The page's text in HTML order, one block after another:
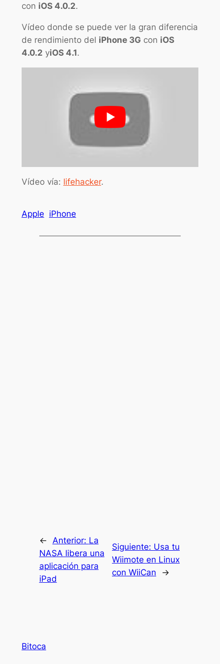
con iOS 4.0.2.
Vídeo donde se puede ver la gran diferencia
de rendimiento del iPhone 3G con iOS
4.0.2 yiOS 4.1.
Vídeo vía: lifehacker.
Apple iPhone
← Anterior: La
NASA libera una
aplicación para
iPad
Siguiente: Usa tu
Wiimote en Linux
con WiiCan
→
Bitoca